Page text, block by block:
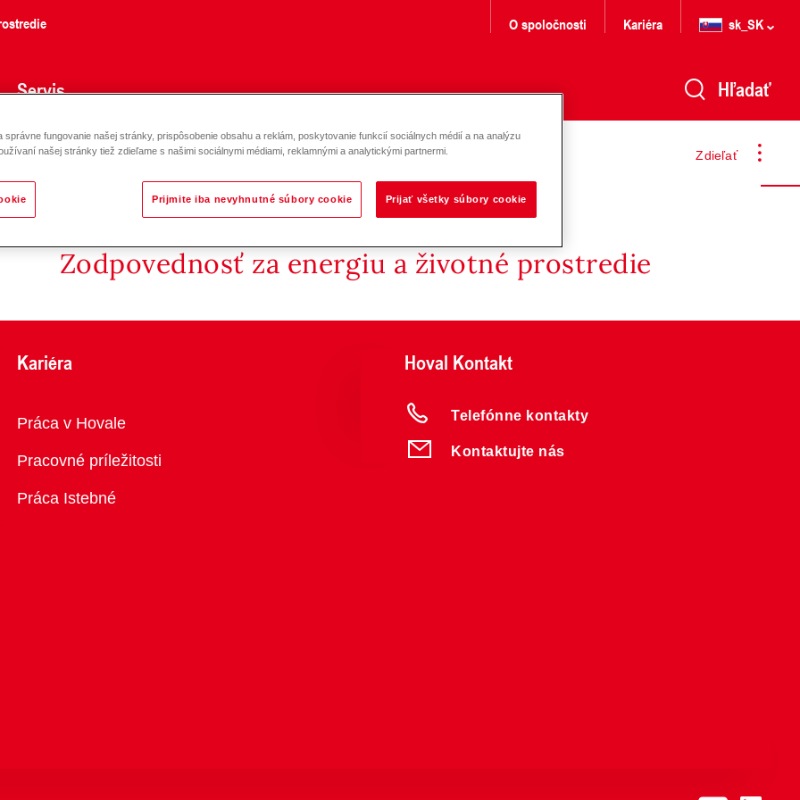
Servis
O spoločnosti Kariéra sk_SK
Hľadať
Zdieľať
V na stenu/podlahu, 10 barov, 120 °C V 6-350
Zodpovednosť za energiu a životné prostredie
Kariéra
Prehľad
Práca v Hovale
Pracovné príležitosti
Práca Istebné
Hoval Kontakt
Telefónne kontakty
Kontaktujte nás
správne fungovanie našej stránky, prispôsobenie obsahu a reklám, poskytovanie funkcií sociálnych médií a na analýzu
našej stránky tiež zdieľame s našimi sociálnymi médiami, reklamnými a analytickými partnermi.
Prijmite iba nevyhnutné súbory cookie Prijať všetky súbory cookie